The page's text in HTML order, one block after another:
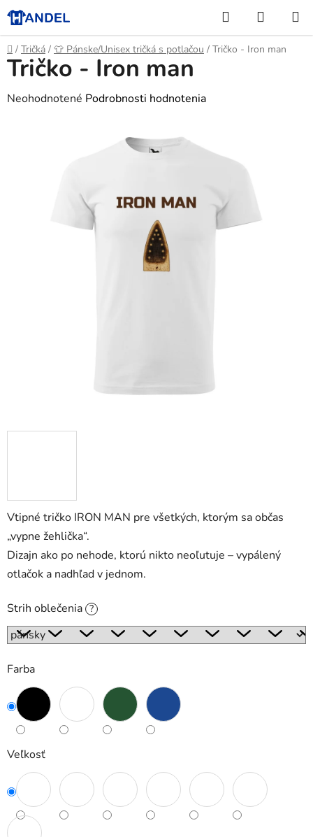
Prejsť
na
obsah
Hľadať
KOŠÍK
Domov
/ Tričká / 👕 Pánske/Unisex tričká s potlačou / Tričko - Iron man
Vtipné tričko IRON MAN pre všetkých, ktorým sa občas
„vypne žehlička“.
Dizajn ako po nehode, ktorú nikto neoľutuje – vypálený
otlačok a nadhľad v jednom.
Strih oblečenia ?
Farba
Veľkosť
Tričko - Iron man
Priemerné
Neohodnotené Podrobnosti hodnotenia